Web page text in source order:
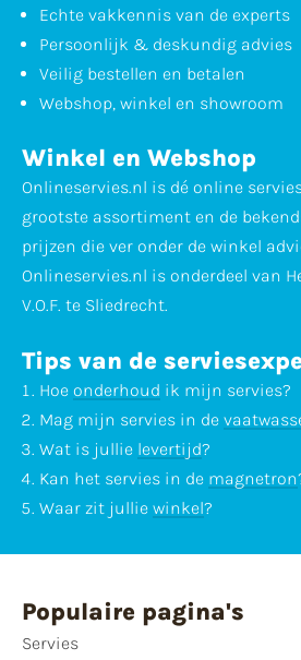
Echte vakkennis van de experts
Persoonlijk & deskundig advies
Veilig bestellen en betalen
Webshop, winkel en showroom
Winkel en Webshop
Onlineservies.nl is dé online
grootste assortiment en de
prijzen die ver onder de winkel
Onlineservies.nl is onderdeel van
V.O.F. te Sliedrecht.
Tips van de
Hoe onderhoud ik mijn servies?
Mag mijn servies in de
Wat is jullie levertijd?
Kan het servies in de magnetron
Waar zit jullie winkel?
Populaire pagina's
Servies